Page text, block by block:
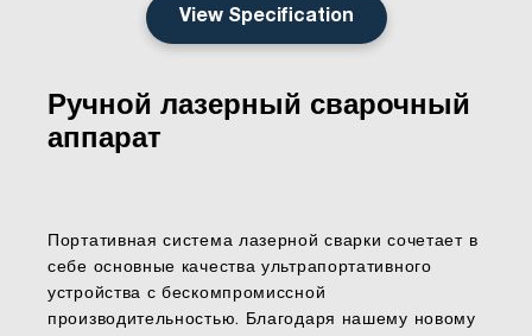
View Specification
Ручной лазерный сварочный
аппарат
Портативная система лазерной сварки сочетает в
себе основные качества ультрапортативного
устройства с бескомпромиссной
производительностью. Благодаря нашему новому